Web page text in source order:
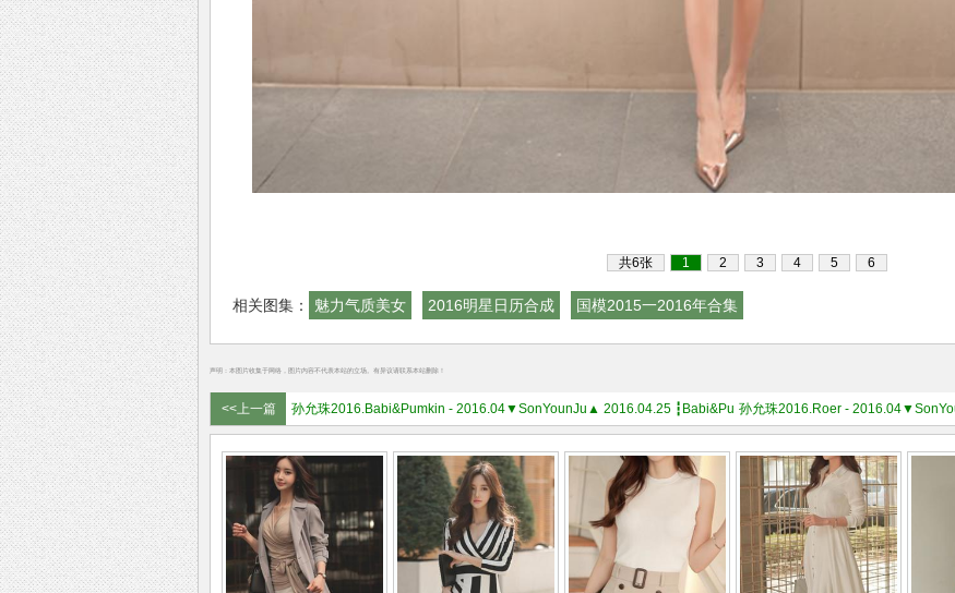
共6张 1 2 3 4 5 6
相关图集： 魅力气质美女 2016明星日历合成 国模2015一2016年合集
声明：本图片收集于网络，图片内容不代表本站的立场。有异议请联系本站删除！
<<上一篇 孙允珠2016.Babi&Pumkin - 2016.04▼SonYounJu▲ 2016.04.25 ┇Babi&Pumkin┇『花瓣粉色珊瑚褶领带针织衫』
孙允珠2016.Roer -